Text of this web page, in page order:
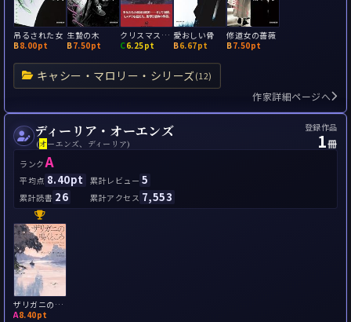
キャシー・マロリー・シリーズ(12)
吊るされた女
B8.00pt
生贄の木
B7.50pt
クリスマスに少女は還る
C6.25pt
愛おしい骨
B6.67pt
修道女の薔薇
B7.50pt
作家詳細ページへ
ディーリア・オーエンズ
(オーエンズ、ディーリア)
登録作品
1冊
ランクA
平均点 8.40pt 累計レビュー 5
累計読書 26 累計アクセス 7,553
ザリガニの鳴くところ
A8.40pt